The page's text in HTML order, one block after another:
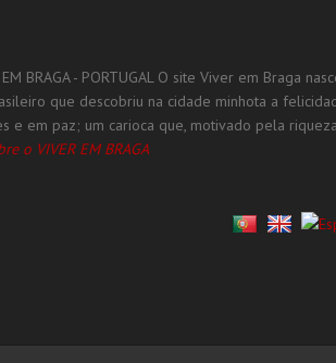
EM BRAGA - PORTUGAL O site Viver em Braga
que descobriu na cidade minhota a
e em paz; um carioca que, motivado pela
o VIVER EM BRAGA